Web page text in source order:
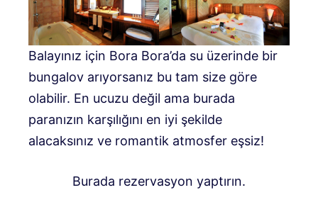
Balayınız için Bora Bora’da su üzerinde bir
bungalov arıyorsanız bu tam size göre
olabilir. En ucuzu değil ama burada
paranızın karşılığını en iyi şekilde
alacaksınız ve romantik atmosfer eşsiz!
Burada rezervasyon yaptırın.